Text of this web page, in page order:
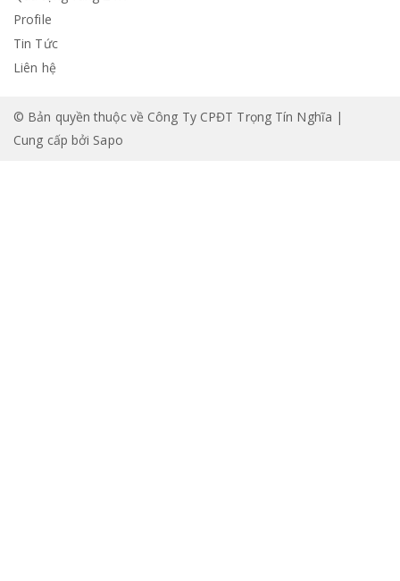
Profile
Tin Tức
Liên hệ
© Bản quyền thuộc về Công Ty CPĐT Trọng Tín Nghĩa |
Cung cấp bởi Sapo